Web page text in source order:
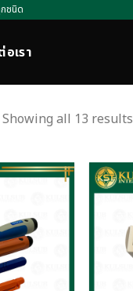
ชนิด
เรา
Showing all 13 results